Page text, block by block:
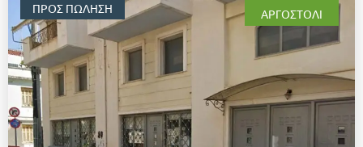
ΠΡΟΣ ΠΏΛΗΣΗ ΑΡΓΟΣΤΌΛΙ